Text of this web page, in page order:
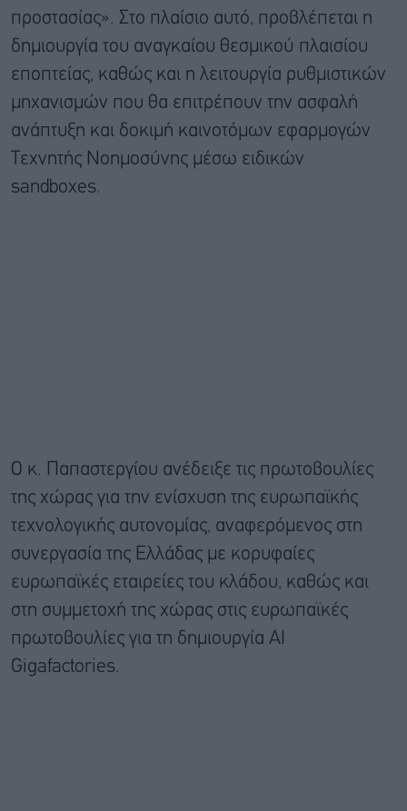
προστασίας». Στο πλαίσιο αυτό, προβλέπεται η
δημιουργία του αναγκαίου θεσμικού πλαισίου
εποπτείας, καθώς και η λειτουργία ρυθμιστικών
μηχανισμών που θα επιτρέπουν την ασφαλή
ανάπτυξη και δοκιμή καινοτόμων εφαρμογών
Τεχνητής Νοημοσύνης μέσω ειδικών
sandboxes.
Ο κ. Παπαστεργίου ανέδειξε τις πρωτοβουλίες
της χώρας για την ενίσχυση της ευρωπαϊκής
τεχνολογικής αυτονομίας, αναφερόμενος στη
συνεργασία της Ελλάδας με κορυφαίες
ευρωπαϊκές εταιρείες του κλάδου, καθώς και
στη συμμετοχή της χώρας στις ευρωπαϊκές
πρωτοβουλίες για τη δημιουργία AI
Gigafactories.